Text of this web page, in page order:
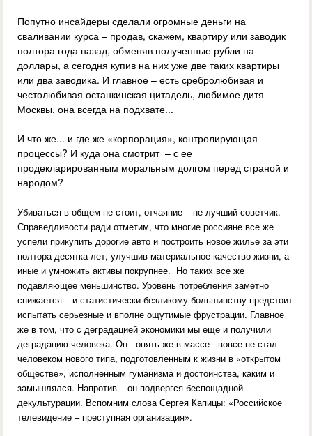
Попутно инсайдеры сделали огромные деньги на
сваливании курса – продав, скажем, квартиру или заводик
полтора года назад, обменяв полученные рубли на
доллары, а сегодня купив на них уже две таких квартиры
или два заводика. И главное – есть сребролюбивая и
честолюбивая останкинская цитадель, любимое дитя
Москвы, она всегда на подхвате...
И что же... и где же «корпорация», контролирующая
процессы? И куда она смотрит – с ее
продекларированным моральным долгом перед страной и
народом?
Убиваться в общем не стоит, отчаяние – не лучший советчик.
Справедливости ради отметим, что многие россияне все же
успели прикупить дорогие авто и построить новое жилье за эти
полтора десятка лет, улучшив материальное качество жизни, а
иные и умножить активы покрупнее. Но таких все же
подавляющее меньшинство. Уровень потребления заметно
снижается – и статистически безликому большинству предстоит
испытать серьезные и вполне ощутимые фрустрации. Главное
же в том, что с деградацией экономики мы еще и получили
деградацию человека. Он - опять же в массе - вовсе не стал
человеком нового типа, подготовленным к жизни в «открытом
обществе», исполненным гуманизма и достоинства, каким и
замышлялся. Напротив – он подвергся беспощадной
декультурации. Вспомним слова Сергея Капицы: «Российское
телевидение – преступная организация».